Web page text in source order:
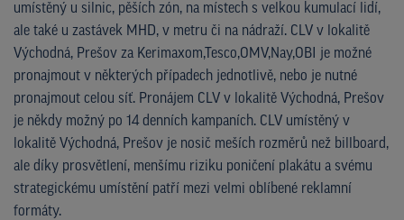
umístěný u silnic, pěších zón, na místech s velkou kumulací lidí,
ale také u zastávek MHD, v metru či na nádraží. CLV v lokalitě
Východná, Prešov za Kerimaxom,Tesco,OMV,Nay,OBI je možné
pronajmout v některých případech jednotlivě, nebo je nutné
pronajmout celou síť. Pronájem CLV v lokalitě Východná, Prešov
je někdy možný po 14 denních kampaních. CLV umístěný v
lokalitě Východná, Prešov je nosič meších rozměrů než billboard,
ale díky prosvětlení, menšímu riziku poničení plakátu a svému
strategickému umístění patří mezi velmi oblíbené reklamní
formáty.